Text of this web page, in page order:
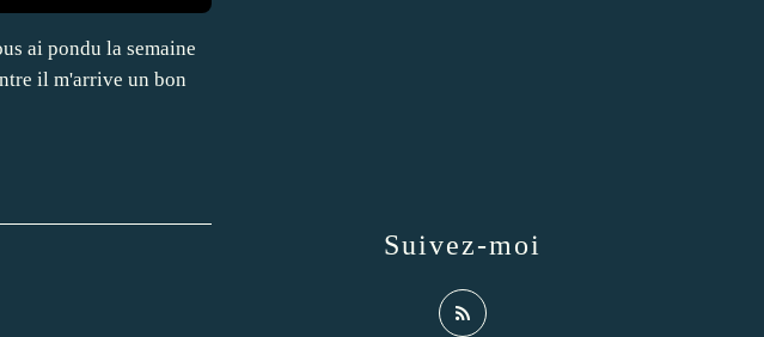
ai pondu la semaine
il m'arrive un bon
Suivez-moi